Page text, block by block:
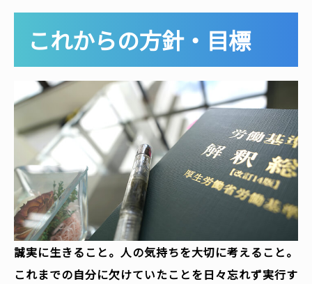
これからの方針・目標
誠実に生きること。人の気持ちを大切に考えること。
これまでの自分に欠けていたことを日々忘れず実行す